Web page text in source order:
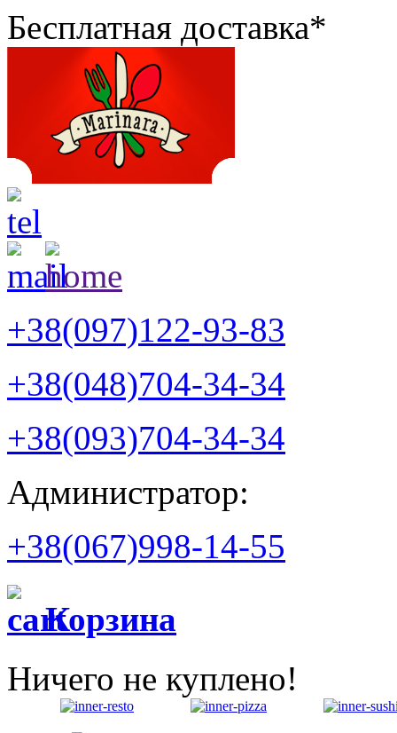
Бесплатная доставка*
+38(097)122-93-83
+38(048)704-34-34
+38(093)704-34-34
Администратор:
+38(067)998-14-55
Корзина
Ничего не куплено!